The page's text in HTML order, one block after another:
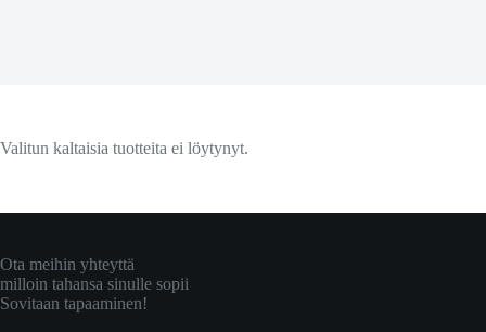
Valitun kaltaisia tuotteita ei löytynyt.
Ota meihin yhteyttä
milloin tahansa sinulle sopii
Sovitaan tapaaminen!